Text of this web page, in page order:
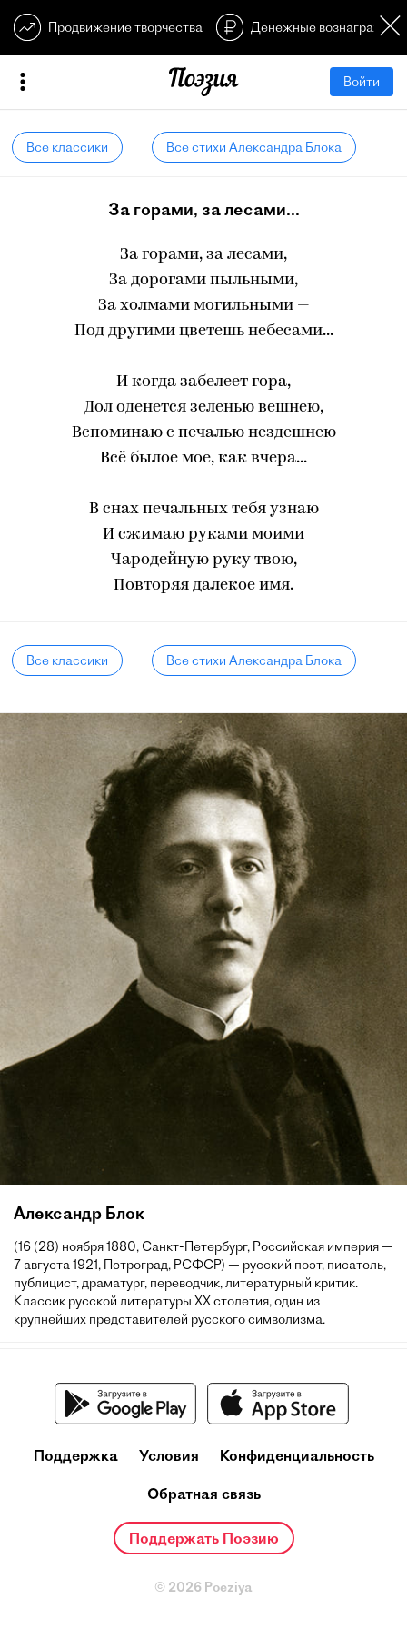
Продвижение творчества Денежные
Войти
Все классики Все стихи Александра Блока
За горами, за лесами...
За горами, за лесами,
За дорогами пыльными,
За холмами могильными —
Под другими цветешь небесами...
И когда забелеет гора,
Дол оденется зеленью вешнею,
Вспоминаю с печалью нездешнею
Всё былое мое, как вчера...
В снах печальных тебя узнаю
И сжимаю руками моими
Чародейную руку твою,
Повторяя далекое имя.
Все классики Все стихи Александра Блока
Александр Блок
(16 (28) ноября 1880, Санкт-Петербург, Российская империя —
7 августа 1921, Петроград, РСФСР) — русский поэт, писатель,
публицист, драматург, переводчик, литературный критик.
Классик русской литературы XX столетия, один из
крупнейших представителей русского символизма.
Поддержка Условия Конфиденциальность
Обратная связь
Поддержать Поэзию
© 2026 Poeziya